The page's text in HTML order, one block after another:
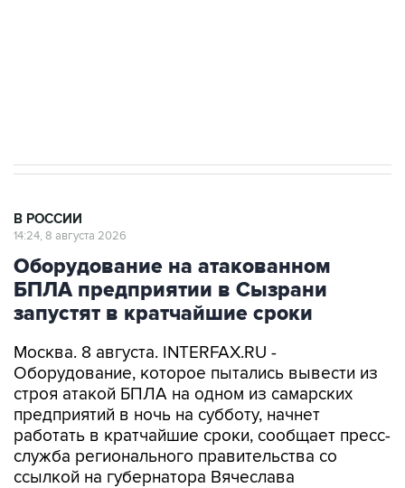
В РОССИИ
14:24, 8 августа 2026
Оборудование на атакованном
БПЛА предприятии в Сызрани
запустят в кратчайшие сроки
Москва. 8 августа. INTERFAX.RU -
Оборудование, которое пытались вывести из
строя атакой БПЛА на одном из самарских
предприятий в ночь на субботу, начнет
работать в кратчайшие сроки, сообщает пресс-
служба регионального правительства со
ссылкой на губернатора Вячеслава